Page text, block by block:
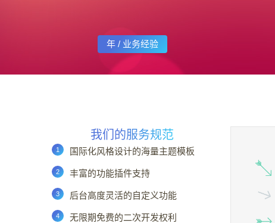
年 / 业务经验
我们的服务规范
国际化风格设计的海量主题模板
丰富的功能插件支持
后台高度灵活的自定义功能
无限期免费的二次开发权利